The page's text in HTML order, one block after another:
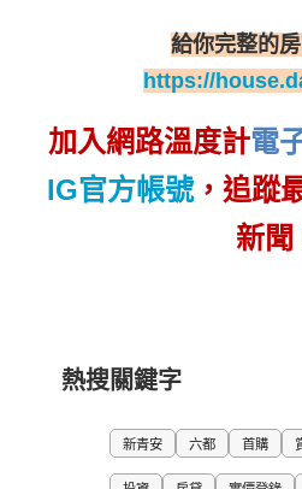
給你完整的房
https://
加入網路溫度計電
IG官方帳號，追蹤
新聞
熱搜關鍵字
新青安 六都 首購